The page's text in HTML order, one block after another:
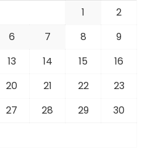
1
2
6 7 8
9
13 14 15
16
20 21 22
23
27 28 29
30